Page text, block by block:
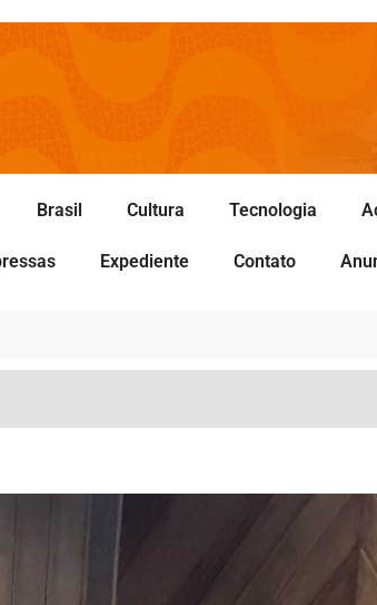
Brasil Cultura Tecnologia
Expediente Contato